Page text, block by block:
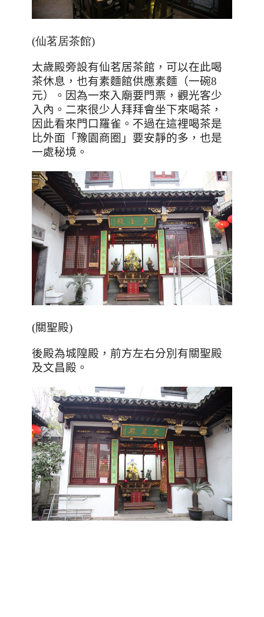
(仙茗居茶館)
太歲殿旁設有仙茗居茶館，可以在此喝
茶休息，也有素麵館供應素麵（一碗8
元）。因為一來入廟要門票，觀光客少
入內。二來很少人拜拜會坐下來喝茶，
因此看來門口羅雀。不過在這裡喝茶是
比外面「豫園商圈」要安靜的多，也是
一處秘境。
(關聖殿)
後殿為城隍殿，前方左右分別有關聖殿
及文昌殿。